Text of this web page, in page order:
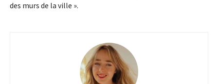
des murs de la ville ».